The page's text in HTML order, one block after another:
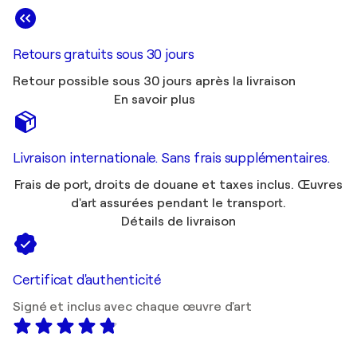
Retours gratuits sous 30 jours
Retour possible sous 30 jours après la livraison
En savoir plus
Livraison internationale. Sans frais supplémentaires.
Frais de port, droits de douane et taxes inclus. Œuvres
d'art assurées pendant le transport.
Détails de livraison
Certificat d'authenticité
Signé et inclus avec chaque œuvre d'art